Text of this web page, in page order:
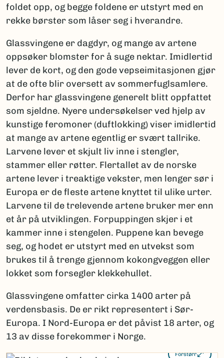
foldet opp, og begge foldene er utstyrt med en
rekke børster som låser seg i hverandre.
Glassvingene er dagdyr, og mange av artene
oppsøker blomster for å suge nektar. Imidlertid
lever de kort, og den gode vepseimitasjonen gjør
at de ofte blir oversett av sommerfuglsamlere.
Derfor har glassvingene generelt blitt oppfattet
som sjeldne. Nyere undersøkelser ved hjelp av
kunstige feromoner (duftlokking) viser imidlertid
at mange av artene egentlig er svært tallrike.
Larvene lever et skjult liv inne i stengler,
stammer eller røtter. Flertallet av de norske
artene lever i treaktige vekster, men lenger sør i
Europa er de fleste artene knyttet til ulike urter.
Larvene til de trelevende artene bruker mer enn
et år på utviklingen. Forpuppingen skjer i et
kammer inne i stengelen. Puppene kan bevege
seg, og hodet er utstyrt med en utvekst som
brukes til å trenge gjennom kokongveggen eller
lokket som forsegler klekkehullet.
Glassvingene omfatter cirka 1400 arter på
verdensbasis. De er rikt representert i Sør-
Europa. I Nord-Europa er det påvist 18 arter, og
13 av disse forekommer i Norge.
Forstørr